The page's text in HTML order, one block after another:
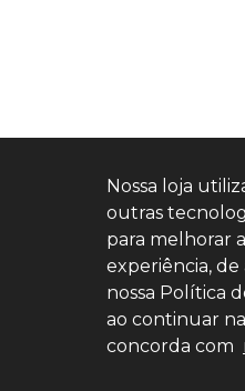
Nossa loja
outras
para melhorar
experiência,
nossa Política
ao continuar
concorda com